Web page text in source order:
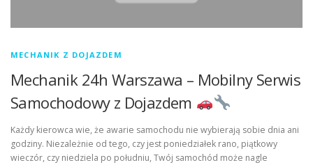
MECHANIK Z DOJAZDEM
Mechanik 24h Warszawa – Mobilny Serwis
Samochodowy z Dojazdem
Każdy kierowca wie, że awarie samochodu nie wybierają sobie dnia ani
godziny. Niezależnie od tego, czy jest poniedziałek rano, piątkowy
wieczór, czy niedziela po południu, Twój samochód może nagle